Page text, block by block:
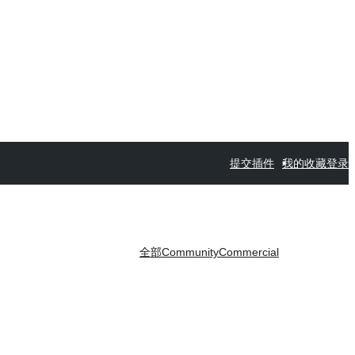
提交插件 我的收藏登录
全部CommunityCommercial